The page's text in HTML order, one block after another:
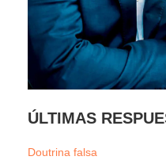
ÚLTIMAS
Doutrina falsa